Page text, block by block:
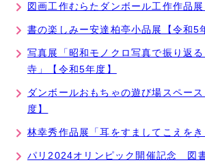
図画工作むらたダンボール工作作品展
書の楽しみー安達柏亭小品展【令和5
写真展「昭和モノクロ写真で振り返
寺」【令和5年度】
ダンボールおもちゃの遊び場スペー
度】
林幸秀作品展「耳をすましてこえをき
パリ2024オリンピック開催記念 図